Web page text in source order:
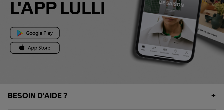
L'APP LULLI
BESOIN D'AIDE ?